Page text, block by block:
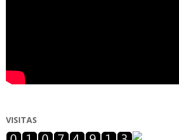
VISITAS